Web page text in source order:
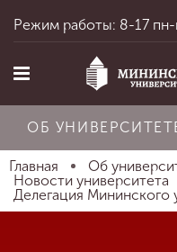
Главная
Режим работы: 8-17 пн-
ОБ
Главная
Об
Новости университета
Делегация Мининского